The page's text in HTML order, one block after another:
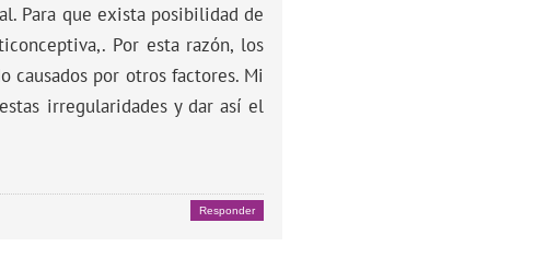
Para que exista posibilidad de
Por esta razón, los
causados por otros factores. Mi
irregularidades y dar así el
Responder